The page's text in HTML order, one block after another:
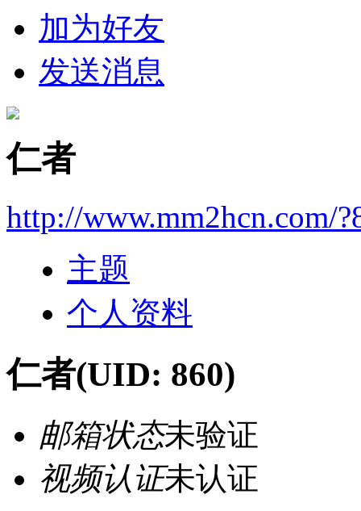
加为好友
发送消息
仁者
http://www.mm2hcn.com/
主题
个人资料
仁者(UID: 860)
邮箱状态未验证
视频认证未认证